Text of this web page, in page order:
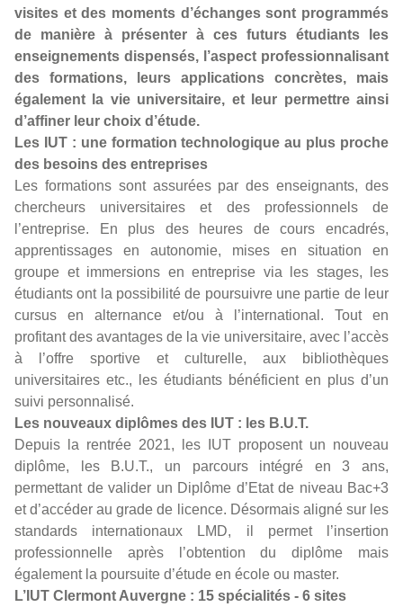
visites et des moments d’échanges sont programmés
de manière à présenter à ces futurs étudiants les
enseignements dispensés, l’aspect professionnalisant
des formations, leurs applications concrètes, mais
également la vie universitaire, et leur permettre ainsi
d’affiner leur choix d’étude.
Les IUT : une formation technologique au plus proche
des besoins des entreprises
Les formations sont assurées par des enseignants, des
chercheurs universitaires et des professionnels de
l’entreprise. En plus des heures de cours encadrés,
apprentissages en autonomie, mises en situation en
groupe et immersions en entreprise via les stages, les
étudiants ont la possibilité de poursuivre une partie de leur
cursus en alternance et/ou à l’international. Tout en
profitant des avantages de la vie universitaire, avec l’accès
à l’offre sportive et culturelle, aux bibliothèques
universitaires etc., les étudiants bénéficient en plus d’un
suivi personnalisé.
Les nouveaux diplômes des IUT : les B.U.T.
Depuis la rentrée 2021, les IUT proposent un nouveau
diplôme, les B.U.T., un parcours intégré en 3 ans,
permettant de valider un Diplôme d’Etat de niveau Bac+3
et d’accéder au grade de licence. Désormais aligné sur les
standards internationaux LMD, il permet l’insertion
professionnelle après l’obtention du diplôme mais
également la poursuite d’étude en école ou master.
L’IUT Clermont Auvergne : 15 spécialités - 6 sites